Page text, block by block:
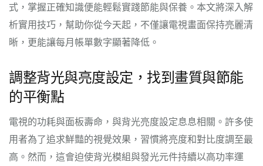
式，掌握正確知識便能輕鬆實踐節能與保養。本文將深入解
析實用技巧，幫助你從今天起，不僅讓電視畫面保持亮麗清
晰，更能讓每月帳單數字顯著降低。
調整背光與亮度設定，找到畫質與節能
的平衡點
電視的功耗與面板壽命，與背光亮度設定息息相關。許多使
用者為了追求鮮豔的視覺效果，習慣將亮度和對比度調至最
高。然而，這會迫使背光模組與發光元件持續以高功率運